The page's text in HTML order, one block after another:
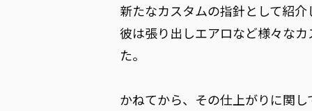
新たなカスタムの指針として紹
彼は張り出しエアロなど様々な
た。
かねてから、その仕上がりに関